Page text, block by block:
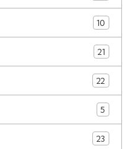
10
21
22
5
23